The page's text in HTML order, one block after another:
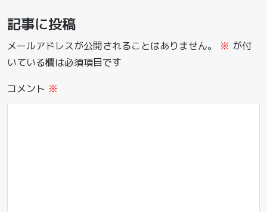
記事に投稿
メールアドレスが公開されることはありません。 ※ が付
いている欄は必須項目です
コメント ※